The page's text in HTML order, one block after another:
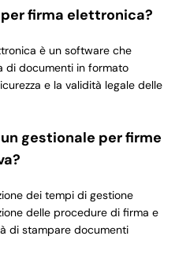
firma elettronica?
è un software che
di documenti in formato
e la validità legale delle
gestionale per firme
dei tempi di gestione
delle procedure di firma e
di stampare documenti